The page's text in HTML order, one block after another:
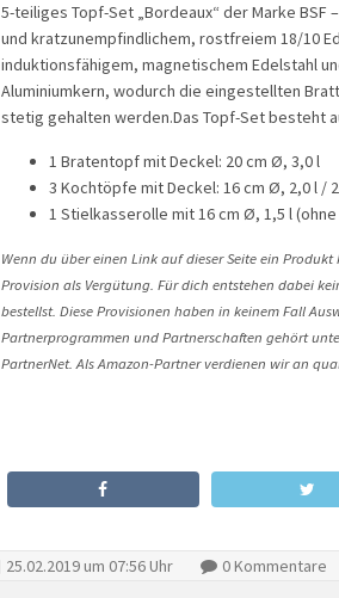
5-teiliges Topf-Set „Bordeaux“ der Marke
und kratzunempfindlichem, rostfreiem 18/10
induktionsfähigem, magnetischem Edelstahl
Aluminiumkern, wodurch die eingestellten
stetig gehalten werden.Das Topf-Set besteht
1 Bratentopf mit Deckel: 20 cm Ø, 3,0 l
3 Kochtöpfe mit Deckel: 16 cm Ø, 2,0 l /
1 Stielkasserolle mit 16 cm Ø, 1,5 l
Wenn du über einen Link auf dieser Seite ein
Provision als Vergütung. Für dich entstehen dabei
bestellst. Diese Provisionen haben in keinem Fall
Partnerprogrammen und Partnerschaften gehört
PartnerNet. Als Amazon-Partner verdienen wir an
25.02.2019 um 07:56 Uhr 0 Kommentare